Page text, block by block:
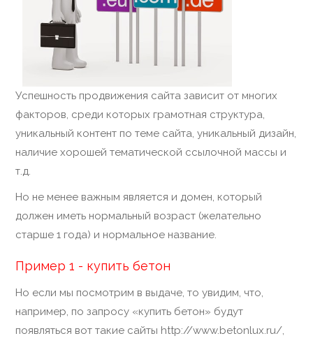
Успешность продвижения сайта зависит от многих
факторов, среди которых грамотная структура,
уникальный контент по теме сайта, уникальный дизайн,
наличие хорошей тематической ссылочной массы и
т.д.
Но не менее важным является и домен, который
должен иметь нормальный возраст (желательно
старше 1 года) и нормальное название.
Пример 1 - купить бетон
Но если мы посмотрим в выдаче, то увидим, что,
например, по запросу «купить бетон» будут
появляться вот такие сайты http://www.betonlux.ru/,